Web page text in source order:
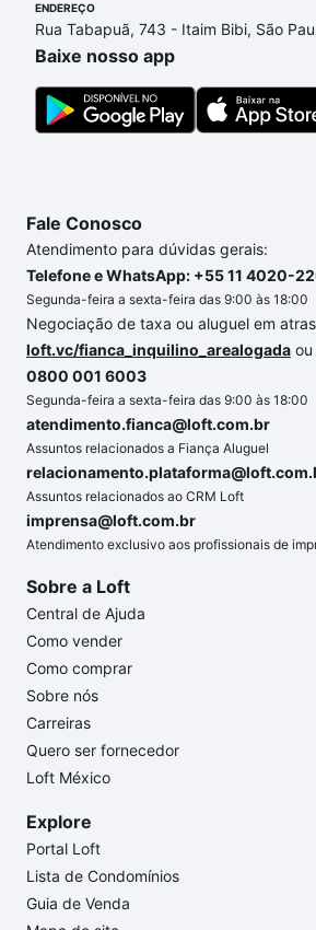
Se ainda tem alguma dúvida dos
no processo de compra, veja em
quanto custa comprar um
a gente para comprar o imóvel
com segurança e conforto. Loft,
ENDEREÇO
Rua Tabapuã, 743 - Itaim Bibi, São
Baixe nosso app
Fale Conosco
Atendimento para dúvidas gerais:
Telefone e WhatsApp: +55 11 4020-
Segunda-feira a sexta-feira das 9:00 às 18:00
Negociação de taxa ou aluguel em
loft.vc/fianca_inquilino_arealogada
0800 001 6003
Segunda-feira a sexta-feira das 9:00 às 18:00
atendimento.fianca@loft.com.br
Assuntos relacionados a Fiança Aluguel
Assuntos relacionados ao CRM Loft
imprensa@loft.com.br
Atendimento exclusivo aos profissionais de
Sobre a Loft
Central de Ajuda
Como vender
Como comprar
Sobre nós
Carreiras
Quero ser fornecedor
Loft México
Explore
Portal Loft
Lista de Condomínios
Guia de Venda